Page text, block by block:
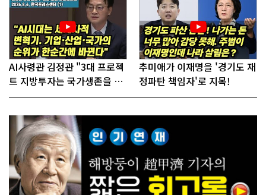
AI사령관 김정관 "3대 프로젝
트 지방투자는 국가생존을 건
대전략"
추미애가 이재명을 '경기도 재
정파탄 책임자'로 지목!